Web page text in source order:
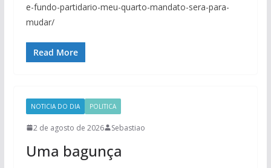
e-fundo-partidario-meu-quarto-mandato-sera-para-
mudar/
Read More
NOTICIA DO DIA POLITICA
2 de agosto de 2026 Sebastiao
Uma bagunça